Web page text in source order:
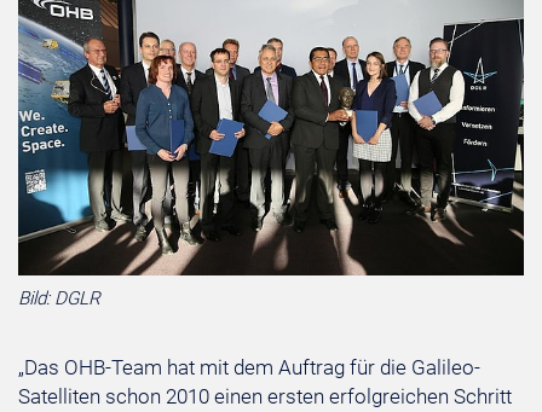
Bild: DGLR
„Das OHB-Team hat mit dem Auftrag für die Galileo-
Satelliten schon 2010 einen ersten erfolgreichen Schritt